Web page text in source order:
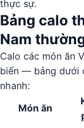
thực sự.
Bảng calo
Nam
Calo các món ăn
biến — bảng dưới
nhanh:
Món ăn